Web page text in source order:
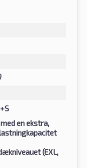
en ekstra,
(EXL,